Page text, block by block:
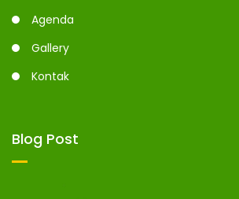
Agenda
Gallery
Kontak
Blog Post